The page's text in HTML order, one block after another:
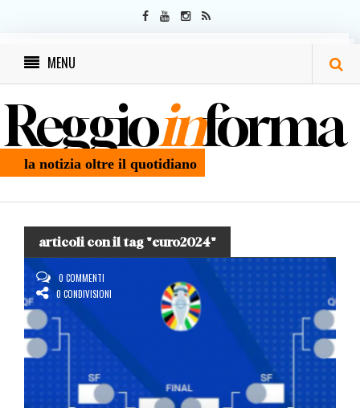
MENU
Reggioinforma
la notizia oltre il quotidiano
articoli con il tag "euro2024"
0 COMMENTI
0 CONDIVISIONI